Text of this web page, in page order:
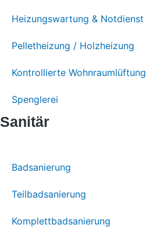
Heizungswartung & Notdienst
Pelletheizung / Holzheizung
Kontrollierte Wohnraumlüftung
Spenglerei
Sanitär
Badsanierung
Teilbadsanierung
Komplettbadsanierung